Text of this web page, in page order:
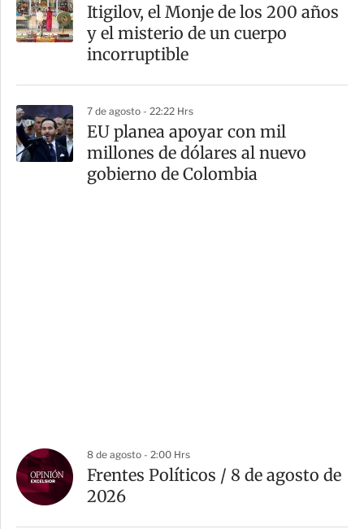
Itigilov, el Monje de los 200 años
y el misterio de un cuerpo
incorruptible
7 de agosto - 22:22 Hrs
EU planea apoyar con mil
millones de dólares al nuevo
gobierno de Colombia
8 de agosto - 2:00 Hrs
Frentes Políticos / 8 de agosto de
2026